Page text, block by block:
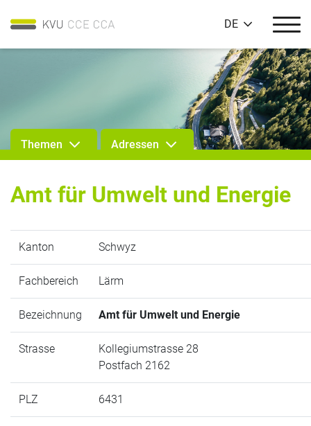
DE
Themen Adressen
Amt für Umwelt und Energie
Kanton Schwyz
Fachbereich Lärm
Bezeichnung Amt für Umwelt und Energie
Strasse
Kollegiumstrasse 28
Postfach 2162
PLZ 6431